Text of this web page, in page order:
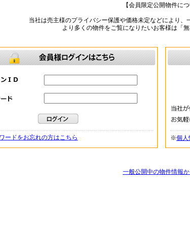
【会員限定公開物件につ
当社は売主様のプライバシー保護や価格未定などにより、
より多くの物件をご覧になりたいお客様は「
ードをお忘れの方はこちら ※個人
一般公開中の物件情報